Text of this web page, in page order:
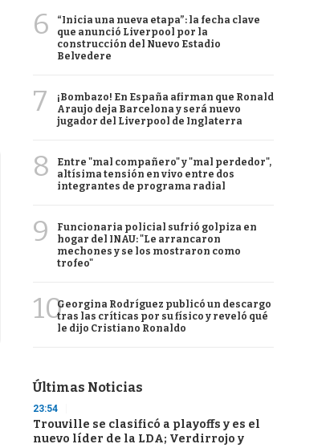
6
“Inicia una nueva etapa”: la fecha clave
que anunció Liverpool por la
construcción del Nuevo Estadio
Belvedere
7
¡Bombazo! En España afirman que Ronald
Araujo deja Barcelona y será nuevo
jugador del Liverpool de Inglaterra
8
Entre "mal compañero" y "mal perdedor",
altísima tensión en vivo entre dos
integrantes de programa radial
9
Funcionaria policial sufrió golpiza en
hogar del INAU: "Le arrancaron
mechones y se los mostraron como
trofeo"
10Georgina Rodríguez publicó un descargo
tras las críticas por su físico y reveló qué
le dijo Cristiano Ronaldo
Últimas Noticias
23:54
Trouville se clasificó a playoffs y es el
nuevo líder de la LDA; Verdirrojo y